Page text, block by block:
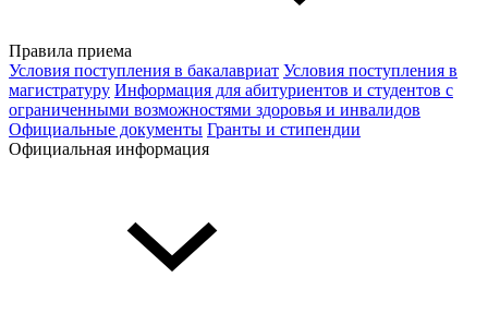
Правила приема
Условия поступления в бакалавриат Условия поступления в
магистратуру Информация для абитуриентов и студентов с
ограниченными возможностями здоровья и инвалидов
Официальные документы Гранты и стипендии
Официальная информация